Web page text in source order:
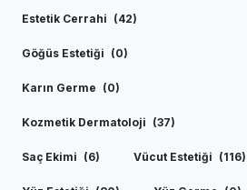
Estetik Cerrahi (42)
Göğüs Estetiği (0)
Karın Germe (0)
Kozmetik Dermatoloji (37)
Saç Ekimi (6) Vücut Estetiği (116)